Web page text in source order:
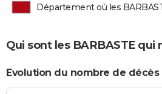
Département où les
Qui sont les BARBASTE
Evolution du nombre de décès